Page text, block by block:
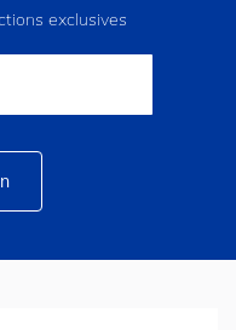
exclusives